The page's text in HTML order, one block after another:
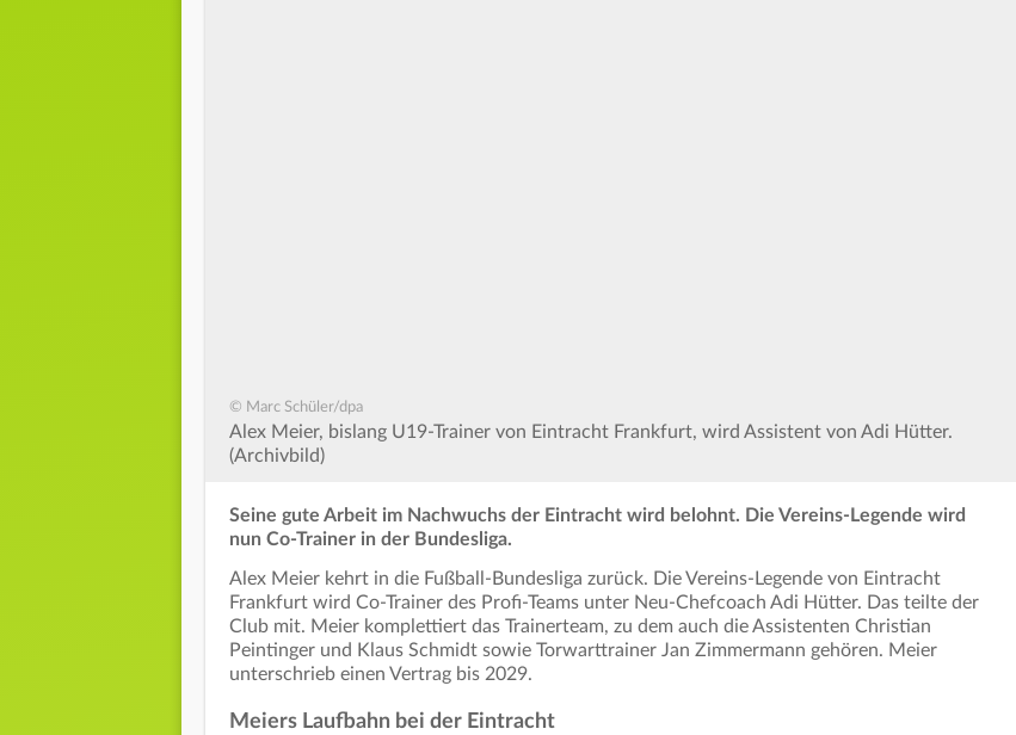
© Marc Schüler/dpa
Alex Meier, bislang U19-Trainer von Eintracht Frankfurt, wird Assistent von Adi Hütter.
(Archivbild)
Seine gute Arbeit im Nachwuchs der Eintracht wird belohnt. Die Vereins-Legende wird
nun Co-Trainer in der Bundesliga.
Alex Meier kehrt in die Fußball-Bundesliga zurück. Die Vereins-Legende von Eintracht
Frankfurt wird Co-Trainer des Profi-Teams unter Neu-Chefcoach Adi Hütter. Das teilte der
Club mit. Meier komplettiert das Trainerteam, zu dem auch die Assistenten Christian
Peintinger und Klaus Schmidt sowie Torwarttrainer Jan Zimmermann gehören. Meier
unterschrieb einen Vertrag bis 2029.
Meiers Laufbahn bei der Eintracht